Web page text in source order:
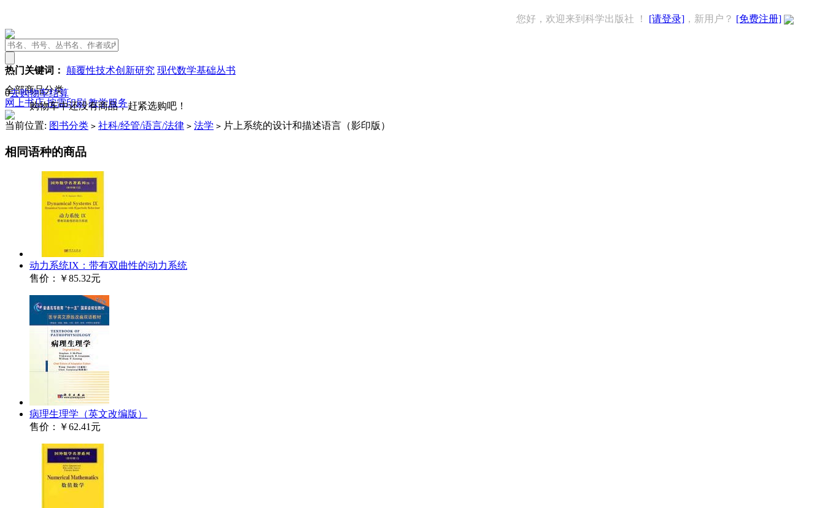
您好，欢迎来到科学出版社 ！ [请登录] ，新用户？ [免费注册]
热门关键词： 颠覆性技术创新研究 现代数学基础丛书
0去购物车结算
购物车中还没有商品，赶紧选购吧！
全部商品分类
网上书店按需印刷 教学服务
当前位置: 图书分类 > 社科/经管/语言/法律 > 法学 > 片上系统的设计和描述语言（影印版）
相同语种的商品
动力系统IX：带有双曲性的动力系统
售价：
￥85.32元
病理生理学（英文改编版）
售价：
￥62.41元